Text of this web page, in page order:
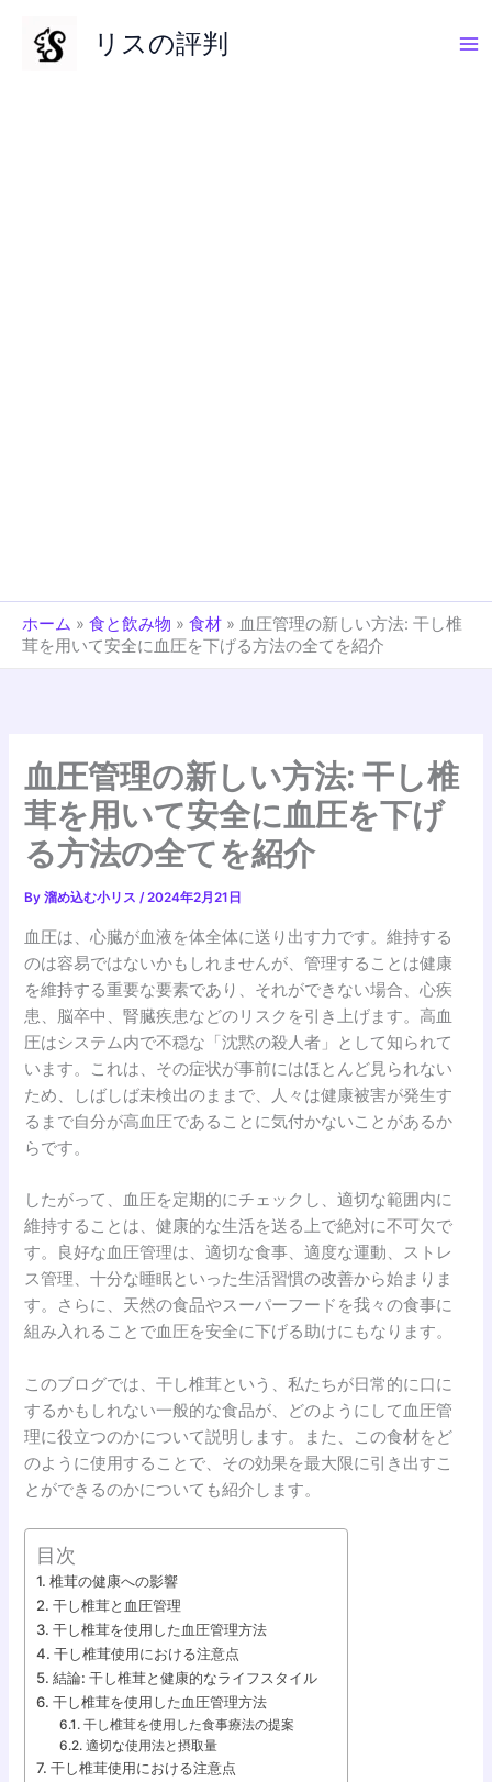
リスの評判
ホーム » 食と飲み物 » 食材 » 血圧管理の新しい方法: 干し椎
茸を用いて安全に血圧を下げる方法の全てを紹介
血圧管理の新しい方法: 干し椎
茸を用いて安全に血圧を下げ
る方法の全てを紹介
By溜め込む小リス/2024年2月21日
血圧は、心臓が血液を体全体に送り出す力です。維持する
のは容易ではないかもしれませんが、管理することは健康
を維持する重要な要素であり、それができない場合、心疾
患、脳卒中、腎臓疾患などのリスクを引き上げます。高血
圧はシステム内で不穏な「沈黙の殺人者」として知られて
います。これは、その症状が事前にはほとんど見られない
ため、しばしば未検出のままで、人々は健康被害が発生す
るまで自分が高血圧であることに気付かないことがあるか
らです。
したがって、血圧を定期的にチェックし、適切な範囲内に
維持することは、健康的な生活を送る上で絶対に不可欠で
す。良好な血圧管理は、適切な食事、適度な運動、ストレ
ス管理、十分な睡眠といった生活習慣の改善から始まりま
す。さらに、天然の食品やスーパーフードを我々の食事に
組み入れることで血圧を安全に下げる助けにもなります。
このブログでは、干し椎茸という、私たちが日常的に口に
するかもしれない一般的な食品が、どのようにして血圧管
理に役立つのかについて説明します。また、この食材をど
のように使用することで、その効果を最大限に引き出すこ
とができるのかについても紹介します。
目次
椎茸の健康への影響
干し椎茸と血圧管理
干し椎茸を使用した血圧管理方法
干し椎茸使用における注意点
結論: 干し椎茸と健康的なライフスタイル
干し椎茸を使用した血圧管理方法
干し椎茸を使用した食事療法の提案
適切な使用法と摂取量
干し椎茸使用における注意点